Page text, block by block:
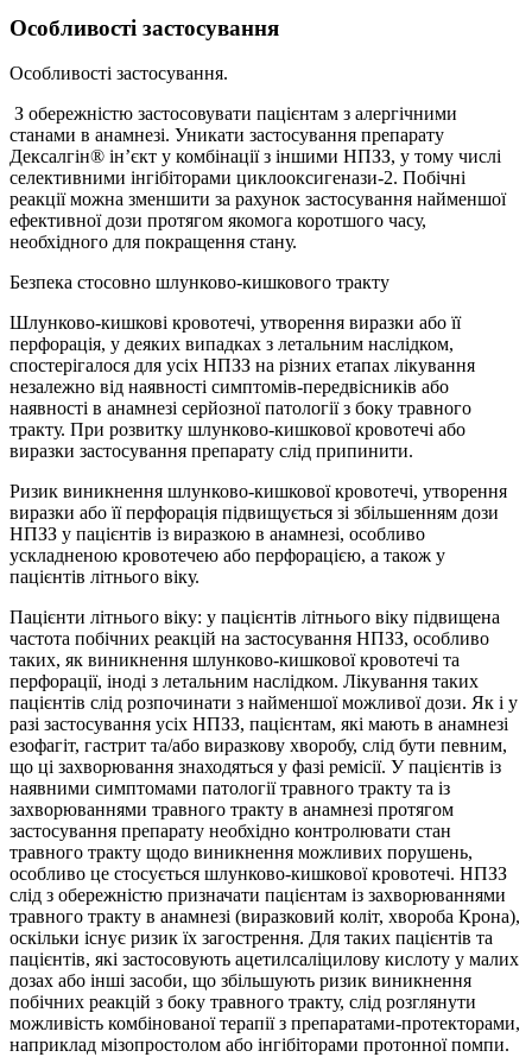
Особливості застосування
Особливості застосування.
З обережністю застосовувати пацієнтам з алергічними
станами в анамнезі. Уникати застосування препарату
Дексалгін® ін’єкт у комбінації з іншими НПЗЗ, у тому числі
селективними інгібіторами циклооксигенази-2. Побічні
реакції можна зменшити за рахунок застосування найменшої
ефективної дози протягом якомога коротшого часу,
необхідного для покращення стану.
Безпека стосовно шлунково-кишкового тракту
Шлунково-кишкові кровотечі, утворення виразки або її
перфорація, у деяких випадках з летальним наслідком,
спостерігалося для усіх НПЗЗ на різних етапах лікування
незалежно від наявності симптомів-передвісників або
наявності в анамнезі серйозної патології з боку травного
тракту. При розвитку шлунково-кишкової кровотечі або
виразки застосування препарату слід припинити.
Ризик виникнення шлунково-кишкової кровотечі, утворення
виразки або її перфорація підвищується зі збільшенням дози
НПЗЗ у пацієнтів із виразкою в анамнезі, особливо
ускладненою кровотечею або перфорацією, а також у
пацієнтів літнього віку.
Пацієнти літнього віку: у пацієнтів літнього віку підвищена
частота побічних реакцій на застосування НПЗЗ, особливо
таких, як виникнення шлунково-кишкової кровотечі та
перфорації, іноді з летальним наслідком. Лікування таких
пацієнтів слід розпочинати з найменшої можливої дози. Як і у
разі застосування усіх НПЗЗ, пацієнтам, які мають в анамнезі
езофагіт, гастрит та/або виразкову хворобу, слід бути певним,
що ці захворювання знаходяться у фазі ремісії. У пацієнтів із
наявними симптомами патології травного тракту та із
захворюваннями травного тракту в анамнезі протягом
застосування препарату необхідно контролювати стан
травного тракту щодо виникнення можливих порушень,
особливо це стосується шлунково-кишкової кровотечі. НПЗЗ
слід з обережністю призначати пацієнтам із захворюваннями
травного тракту в анамнезі (виразковий коліт, хвороба Крона),
оскільки існує ризик їх загострення. Для таких пацієнтів та
пацієнтів, які застосовують ацетилсаліцилову кислоту у малих
дозах або інші засоби, що збільшують ризик виникнення
побічних реакцій з боку травного тракту, слід розглянути
можливість комбінованої терапії з препаратами-протекторами,
наприклад мізопростолом або інгібіторами протонної помпи.